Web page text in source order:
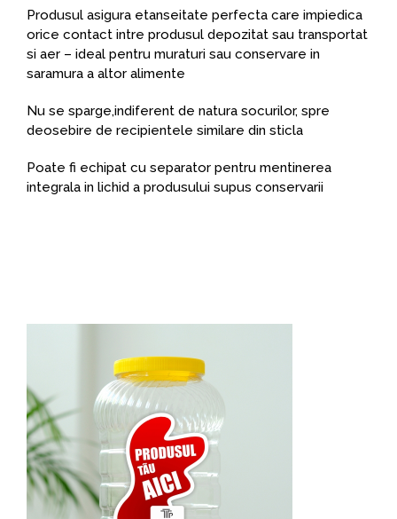
Produsul asigura etanseitate perfecta care impiedica
orice contact intre produsul depozitat sau transportat
si aer – ideal pentru muraturi sau conservare in
saramura a altor alimente
Nu se sparge,indiferent de natura socurilor, spre
deosebire de recipientele similare din sticla
Poate fi echipat cu separator pentru mentinerea
integrala in lichid a produsului supus conservarii